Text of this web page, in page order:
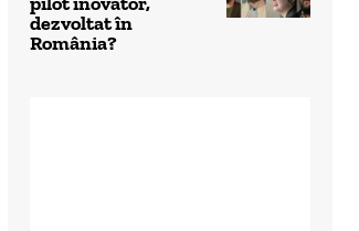
dezvoltat în
România?